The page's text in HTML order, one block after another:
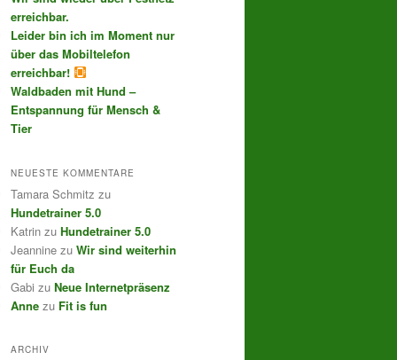
erreichbar.
Leider bin ich im Moment nur
über das Mobiltelefon
erreichbar!
Waldbaden mit Hund –
Entspannung für Mensch &
Tier
NEUESTE KOMMENTARE
Tamara Schmitz zu
Hundetrainer 5.0
Katrin zu Hundetrainer 5.0
Jeannine zu Wir sind weiterhin
für Euch da
Gabi zu Neue Internetpräsenz
Anne zu Fit is fun
ARCHIV